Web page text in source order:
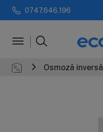
0747.646.196
Osmoză inversă